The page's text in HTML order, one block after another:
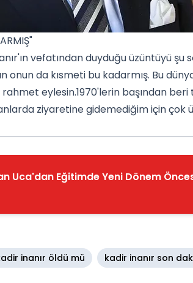
vefatından duyduğu üzüntüyü şu
onun da kısmeti bu kadarmış. Bu
eylesin.1970'lerin başından beri
ziyaretine gidemediğim için çok
Uca'dan Eğitimde Yeni Dönem
inanır öldü mü kadir inanır son